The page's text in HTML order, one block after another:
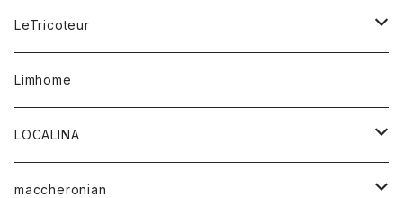
バンダナ
タンクトップ
Tシャツ
コート
シャツ
ボトム
スカート
パンツ
レディース
アウター
カットソー
トップス
シャツ
LeTricoteur
カーディガン
Limhome
LOCALINA
ロングスリーブテーシャツ
maccheronian